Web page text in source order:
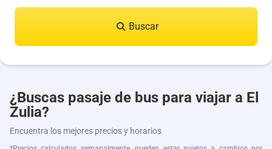
Buscar
¿Buscas pasaje de bus para viajar a El
Zulia?
Encuentra los mejores precios y horarios